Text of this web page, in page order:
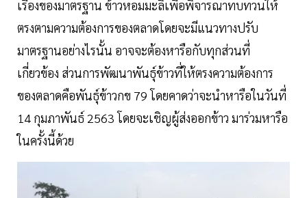
เรื่องของมาตรฐาน ข้าวหอมมะลิเพื่อพิจารณาทบทวนให้
ตรงตามความต้องการของตลาดโดยจะมีแนวทางปรับ
มาตรฐานอย่างไรนั้น อาจจะต้องหารือกับทุกส่วนที่
เกี่ยวข้อง ส่วนการพัฒนาพันธุ์ข้าวที่ให้ตรงความต้องการ
ของตลาดคือพันธุ์ข้าวกข 79 โดยคาดว่าจะนำหารือในวันที่
14 กุมภาพันธ์ 2563 โดยจะเชิญผู้ส่งออกข้าว มาร่วมหารือ
ในครั้งนี้ด้วย